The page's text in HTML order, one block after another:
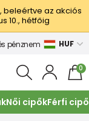
beleértve az akciós
10., hétfőig
pénznem HUF
0
Női cipőkFérfi